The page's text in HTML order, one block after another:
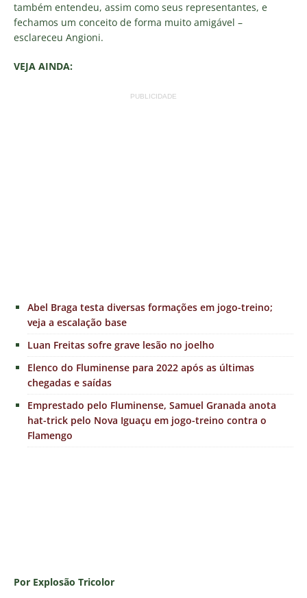
também entendeu, assim como seus representantes, e
fechamos um conceito de forma muito amigável –
esclareceu Angioni.
VEJA AINDA:
PUBLICIDADE
Abel Braga testa diversas formações em jogo-treino;
veja a escalação base
Luan Freitas sofre grave lesão no joelho
Elenco do Fluminense para 2022 após as últimas
chegadas e saídas
Emprestado pelo Fluminense, Samuel Granada anota
hat-trick pelo Nova Iguaçu em jogo-treino contra o
Flamengo
Por Explosão Tricolor